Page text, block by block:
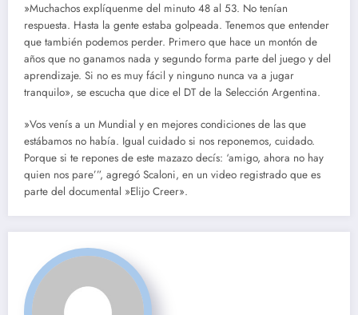
»Muchachos explíquenme del minuto 48 al 53. No tenían
respuesta. Hasta la gente estaba golpeada. Tenemos que entender
que también podemos perder. Primero que hace un montón de
años que no ganamos nada y segundo forma parte del juego y del
aprendizaje. Si no es muy fácil y ninguno nunca va a jugar
tranquilo», se escucha que dice el DT de la Selección Argentina.
»Vos venís a un Mundial y en mejores condiciones de las que
estábamos no había. Igual cuidado si nos reponemos, cuidado.
Porque si te repones de este mazazo decís: ‘amigo, ahora no hay
quien nos pare’”, agregó Scaloni, en un video registrado que es
parte del documental »Elijo Creer».